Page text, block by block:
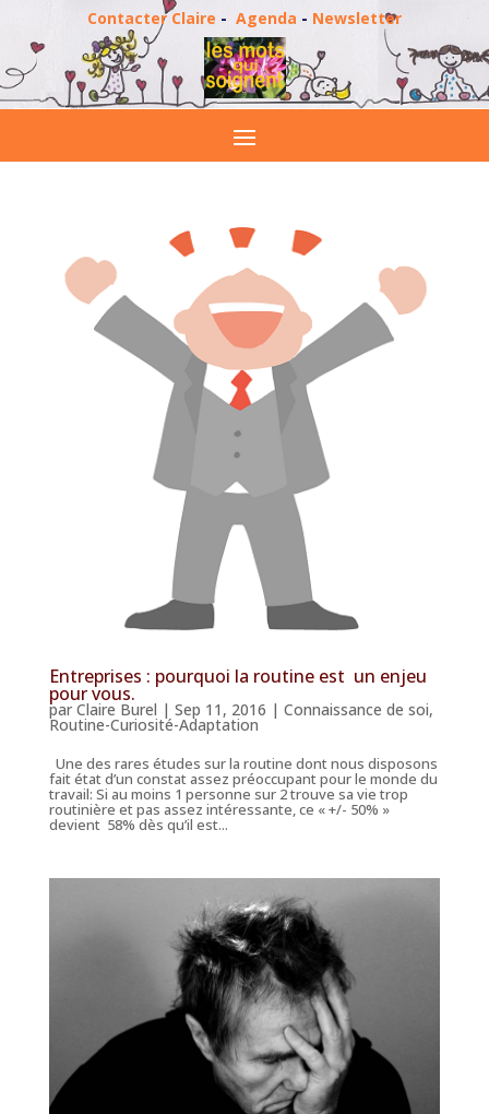
Contacter Claire - Agenda - Newsletter
Entreprises : pourquoi la routine est un enjeu
pour vous.
par Claire Burel | Sep 11, 2016 | Connaissance de soi,
Routine-Curiosité-Adaptation
Une des rares études sur la routine dont nous disposons
fait état d’un constat assez préoccupant pour le monde du
travail: Si au moins 1 personne sur 2 trouve sa vie trop
routinière et pas assez intéressante, ce « +/- 50% »
devient 58% dès qu’il est...